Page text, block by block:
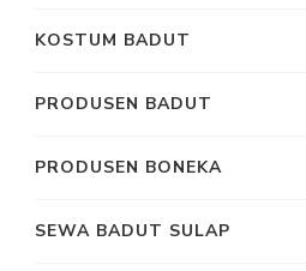
KOSTUM BADUT
PRODUSEN BADUT
PRODUSEN BONEKA
SEWA BADUT SULAP